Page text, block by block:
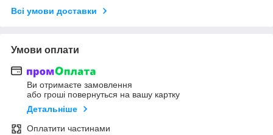
Всі умови доставки
Умови оплати
Ви отримаєте замовлення
або гроші повернуться на вашу картку
Детальніше
Оплатити частинами